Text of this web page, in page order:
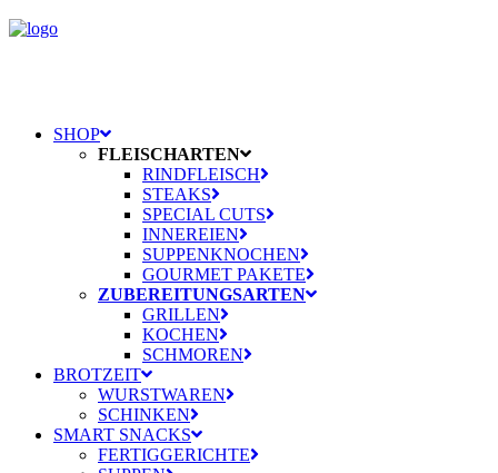
SHOP
FLEISCHARTEN
RINDFLEISCH
STEAKS
SPECIAL CUTS
INNEREIEN
SUPPENKNOCHEN
GOURMET PAKETE
ZUBEREITUNGSARTEN
GRILLEN
KOCHEN
SCHMOREN
BROTZEIT
WURSTWAREN
SCHINKEN
SMART SNACKS
FERTIGGERICHTE